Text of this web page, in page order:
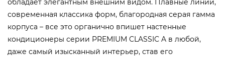
обладает элегантным внешним видом. Плавные линии,
современная классика форм, благородная серая гамма
корпуса – все это органично впишет настенные
кондиционеры серии PREMIUM CLASSIC A в любой,
даже самый изысканный интерьер, став его